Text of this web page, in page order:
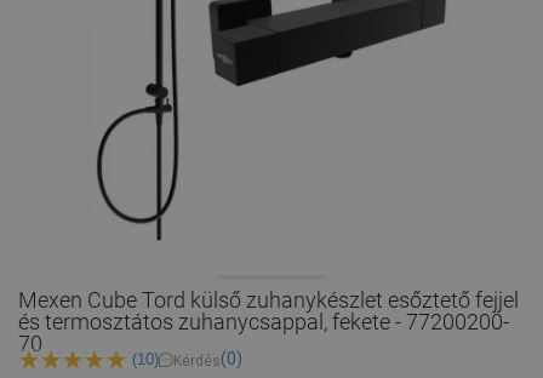
Mexen Cube Tord külső zuhanykészlet esőztető fejjel
és termosztátos zuhanycsappal, fekete - 77200200-
70
(10) Kérdés(0)